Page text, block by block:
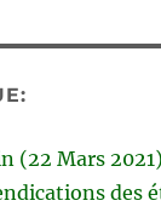
(22 Mars 2021)
des